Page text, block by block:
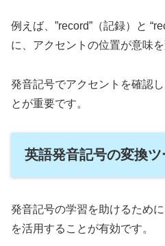
例えば、”record”（記録）と
に、アクセントの位置が意味
発音記号でアクセントを確認
とが重要です。
英語発音記号の変換ツ
発音記号の学習を助けるため
を活用することが有効です。